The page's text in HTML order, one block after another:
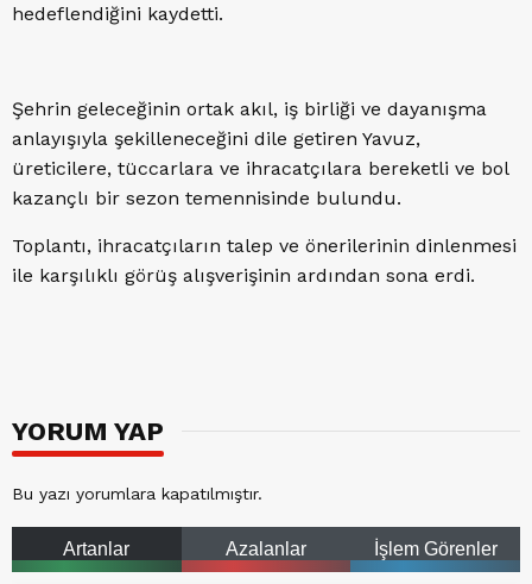
hedeflendiğini kaydetti.
Şehrin geleceğinin ortak akıl, iş birliği ve dayanışma
anlayışıyla şekilleneceğini dile getiren Yavuz,
üreticilere, tüccarlara ve ihracatçılara bereketli ve bol
kazançlı bir sezon temennisinde bulundu.
Toplantı, ihracatçıların talep ve önerilerinin dinlenmesi
ile karşılıklı görüş alışverişinin ardından sona erdi.
YORUM YAP
Bu yazı yorumlara kapatılmıştır.
Artanlar Azalanlar İşlem Görenler